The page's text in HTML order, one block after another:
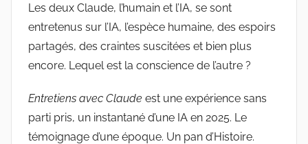
Les deux Claude, l’humain et l’IA, se sont
entretenus sur l’IA, l’espèce humaine, des espoirs
partagés, des craintes suscitées et bien plus
encore. Lequel est la conscience de l’autre ?
Entretiens avec Claude est une expérience sans
parti pris, un instantané d’une IA en 2025. Le
témoignage d’une époque. Un pan d’Histoire.